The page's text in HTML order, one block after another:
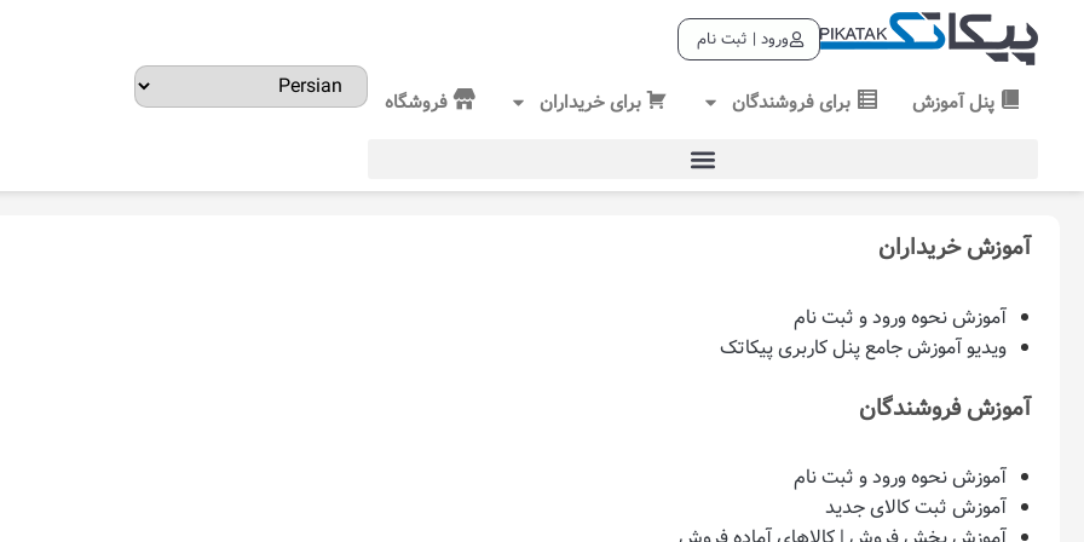
ورود | ثبت نام
پنل آموزش برای فروشندگان برای خریداران فروشگاه
آموزش خریداران
آموزش نحوه ورود و ثبت نام
ویدیو آموزش جامع پنل کاربری پیکاتک
آموزش فروشندگان
آموزش نحوه ورود و ثبت نام
آموزش ثبت کالای جدید